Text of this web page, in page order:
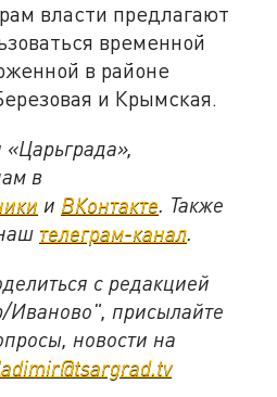
власти предлагают
временной
в районе
и Крымская.
в
и ВКонтакте. Также
телеграм-канал.
с редакцией
Иваново", присылайте
новости на